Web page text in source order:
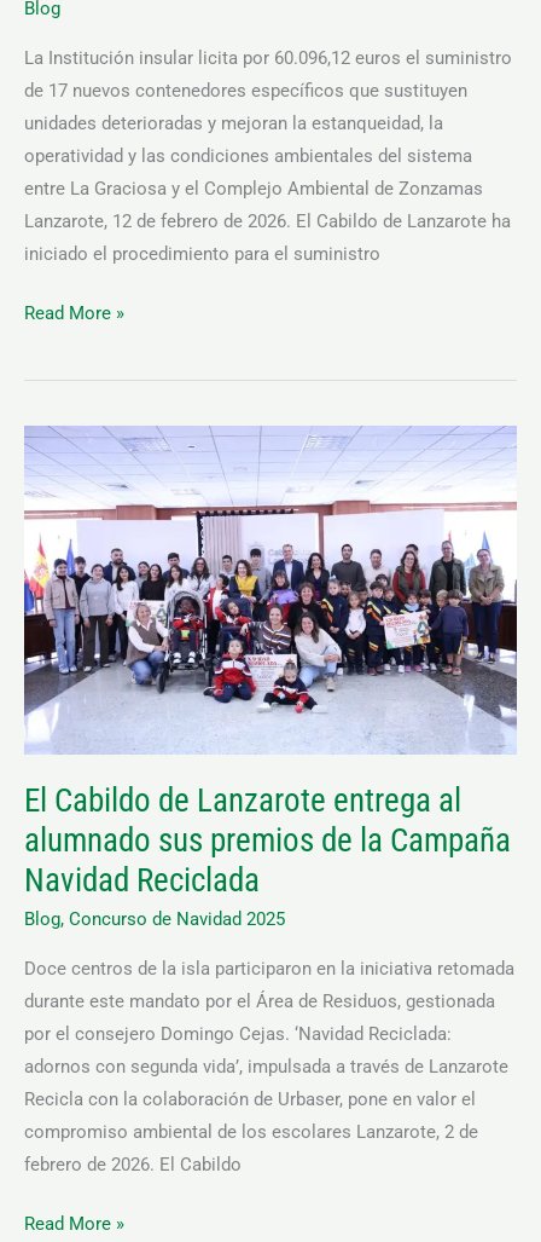
Blog
La Institución insular licita por 60.096,12 euros el suministro
de 17 nuevos contenedores específicos que sustituyen
unidades deterioradas y mejoran la estanqueidad, la
operatividad y las condiciones ambientales del sistema
entre La Graciosa y el Complejo Ambiental de Zonzamas
Lanzarote, 12 de febrero de 2026. El Cabildo de Lanzarote ha
iniciado el procedimiento para el suministro
Read More »
El Cabildo de Lanzarote entrega al
alumnado sus premios de la Campaña
Navidad Reciclada
Blog, Concurso de Navidad 2025
Doce centros de la isla participaron en la iniciativa retomada
durante este mandato por el Área de Residuos, gestionada
por el consejero Domingo Cejas. ‘Navidad Reciclada:
adornos con segunda vida’, impulsada a través de Lanzarote
Recicla con la colaboración de Urbaser, pone en valor el
compromiso ambiental de los escolares Lanzarote, 2 de
febrero de 2026. El Cabildo
El
Cabildo
de
Lanzarote
entrega
al
alumnado
sus
premios
Campaña
Navidad
Reciclada
Read More »